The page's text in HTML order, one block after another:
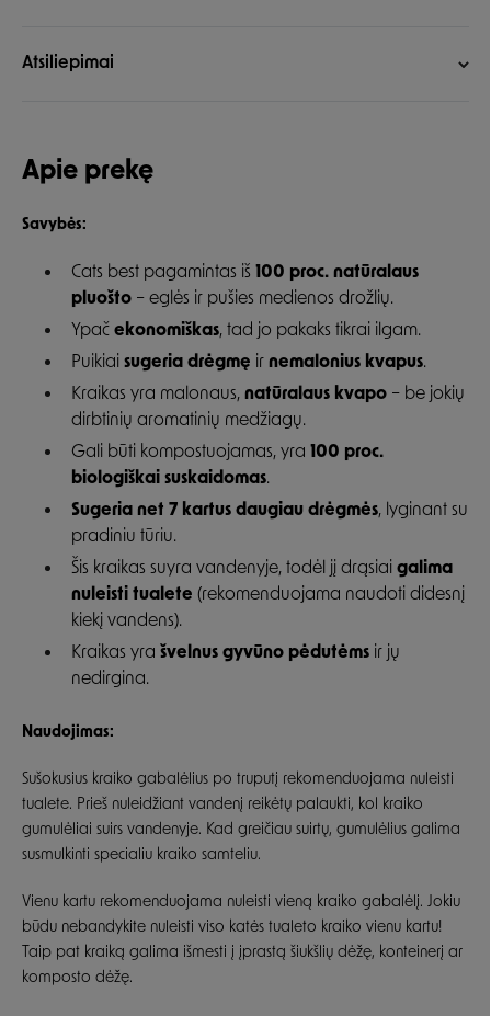
Atsiliepimai
Apie prekę
Savybės:
Cats best pagamintas iš 100 proc. natūralaus
pluošto – eglės ir pušies medienos drožlių.
Ypač ekonomiškas, tad jo pakaks tikrai ilgam.
Puikiai sugeria drėgmę ir nemalonius kvapus.
Kraikas yra malonaus, natūralaus kvapo – be jokių
dirbtinių aromatinių medžiagų.
Gali būti kompostuojamas, yra 100 proc.
biologiškai suskaidomas.
Sugeria net 7 kartus daugiau drėgmės, lyginant su
pradiniu tūriu.
Šis kraikas suyra vandenyje, todėl jį drąsiai galima
nuleisti tualete (rekomenduojama naudoti didesnį
kiekį vandens).
Kraikas yra švelnus gyvūno pėdutėms ir jų
nedirgina.
Naudojimas:
Sušokusius kraiko gabalėlius po truputį rekomenduojama nuleisti
tualete. Prieš nuleidžiant vandenį reikėtų palaukti, kol kraiko
gumulėliai suirs vandenyje. Kad greičiau suirtų, gumulėlius galima
susmulkinti specialiu kraiko samteliu.
Vienu kartu rekomenduojama nuleisti vieną kraiko gabalėlį. Jokiu
būdu nebandykite nuleisti viso katės tualeto kraiko vienu kartu!
Taip pat kraiką galima išmesti į įprastą šiukšlių dėžę, konteinerį ar
komposto dėžę.